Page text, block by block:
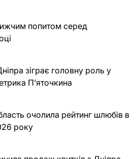
попитом серед
зіграє головну роль у
П’яточкина
очолила рейтинг шлюбів в
року